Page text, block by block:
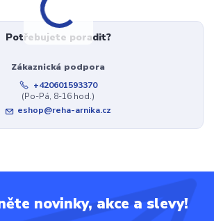
Potřebujete poradit?
Zákaznická podpora
+420601593370
(Po-Pá, 8-16 hod.)
eshop@reha-arnika.cz
novinky, akce a slevy!